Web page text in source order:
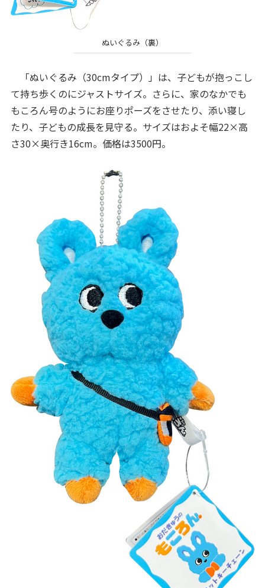
ぬいぐるみ（裏）
「ぬいぐるみ（30cmタイプ）」は、子どもが抱っこし
て持ち歩くのにジャストサイズ。さらに、家のなかでも
もころん号のようにお座りポーズをさせたり、添い寝し
たり、子どもの成長を見守る。サイズはおよそ幅22×高
さ30×奥行き16cm。価格は3500円。